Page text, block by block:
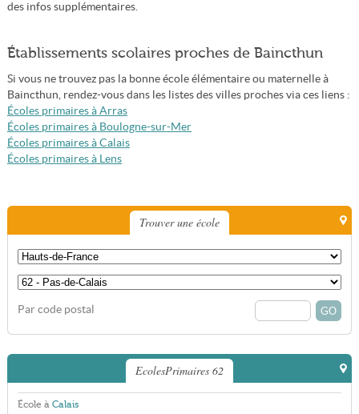
des infos supplémentaires.
Établissements scolaires proches de Baincthun
Si vous ne trouvez pas la bonne école élémentaire ou maternelle à
Baincthun, rendez-vous dans les listes des villes proches via ces liens :
Écoles primaires à Arras
Écoles primaires à Boulogne-sur-Mer
Écoles primaires à Calais
Écoles primaires à Lens
Trouver une école
Par code postal
EcolesPrimaires 62
École à Calais